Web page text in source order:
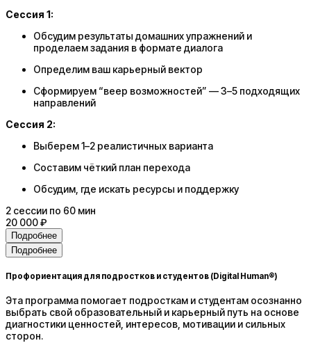
Сессия 1:
Обсудим результаты домашних упражнений и
проделаем задания в формате диалога
Определим ваш карьерный вектор
Сформируем “веер возможностей” — 3–5 подходящих
направлений
Сессия 2:
Выберем 1–2 реалистичных варианта
Составим чёткий план перехода
Обсудим, где искать ресурсы и поддержку
2 сессии по 60 мин
20 000 ₽
Подробнее
Подробнее
Профориентация для подростков и студентов (Digital Human®)
Эта программа помогает подросткам и студентам осознанно
выбрать свой образовательный и карьерный путь на основе
диагностики ценностей, интересов, мотивации и сильных
сторон.